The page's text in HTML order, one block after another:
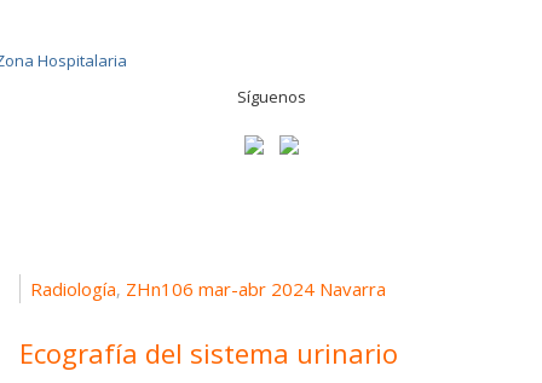
Síguenos
Radiología, ZHn106 mar-abr 2024 Navarra
Ecografía del sistema urinario